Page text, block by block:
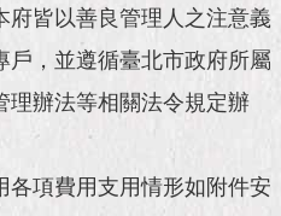
府皆以善良管理人之注意義
戶，並遵循臺北市政府所屬
理辦法等相關法令規定辦
各項費用支用情形如附件安